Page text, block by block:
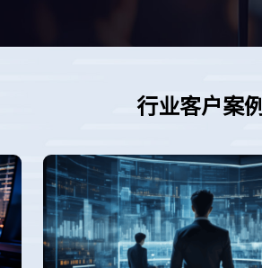
行业客户案例